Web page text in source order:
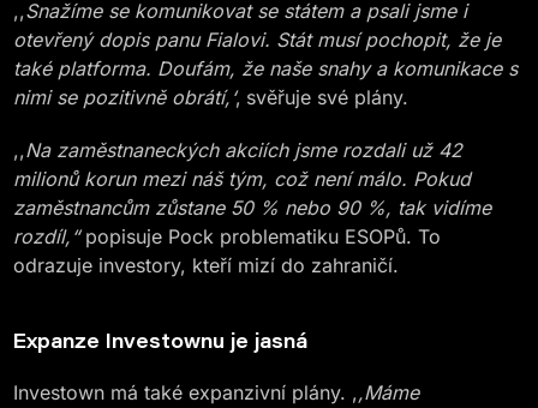
,,Snažíme se komunikovat se státem a psali jsme i
otevřený dopis panu Fialovi. Stát musí pochopit, že je
také platforma. Doufám, že naše snahy a komunikace s
nimi se pozitivně obrátí,‘‚ svěřuje své plány.
,,Na zaměstnaneckých akciích jsme rozdali už 42
milionů korun mezi náš tým, což není málo. Pokud
zaměstnancům zůstane 50 % nebo 90 %, tak vidíme
rozdíl,“popisuje Pock problematiku ESOPů. To
odrazuje investory, kteří mizí do zahraničí.
Expanze Investownu je jasná
Investown má také expanzivní plány. ,,Máme